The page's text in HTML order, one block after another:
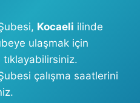
Kocaeli ilinde
ulaşmak için
çalışma saatlerini